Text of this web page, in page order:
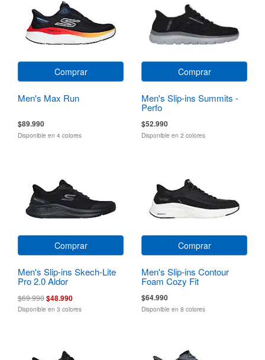
Comprar
Men's Max Run
$89.990
Disponible en 4 colores
Comprar
Men's Slip-ins Summits -
Perfo
$52.990
Disponible en 2 colores
Comprar
Men's Slip-ins Skech-Lite
Pro 2.0 Aldor
$69.990$48.990
Disponible en 3 colores
Comprar
Men's Slip-ins Contour
Foam Cozy Fit
$64.990
Disponible en 8 colores